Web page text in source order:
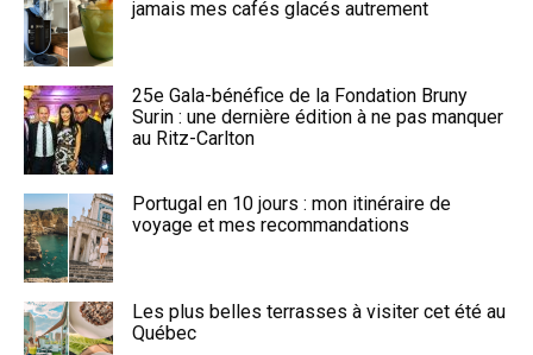
jamais mes cafés glacés autrement
25e Gala-bénéfice de la Fondation Bruny
Surin : une dernière édition à ne pas manquer
au Ritz-Carlton
Portugal en 10 jours : mon itinéraire de
voyage et mes recommandations
Les plus belles terrasses à visiter cet été au
Québec